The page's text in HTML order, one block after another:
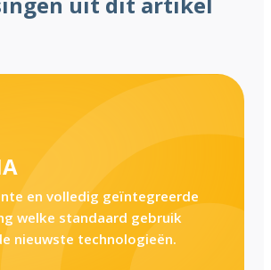
en volledig geïntegreerde
welke standaard gebruik
nieuwste technologieën.